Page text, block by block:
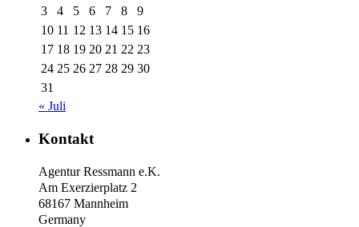
3
4 5 6 7 8
9
10 11 12 13 14 15 16
17 18 19 20 21 22 23
24 25 26 27 28 29 30
31
« Juli
Kontakt
Agentur Ressmann e.K.
Am Exerzierplatz 2
68167 Mannheim
Germany